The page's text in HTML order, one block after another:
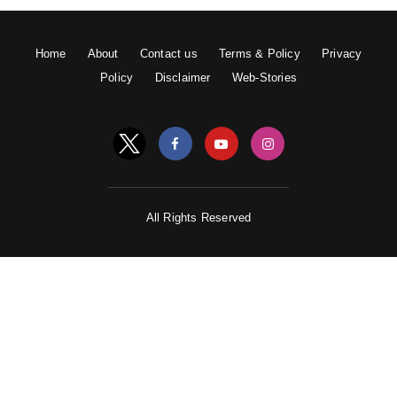
Home About Contact us Terms & Policy
Privacy
Policy
Disclaimer Web-Stories
All Rights Reserved